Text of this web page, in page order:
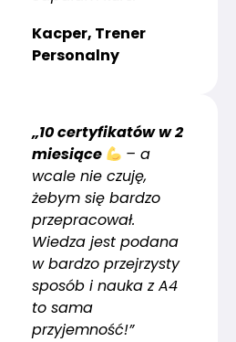
Kacper, Trener
Personalny
„10 certyfikatów w 2
miesiące
– a
wcale nie czuję,
żebym się bardzo
przepracował.
Wiedza jest podana
w bardzo przejrzysty
sposób i nauka z A4
to sama
przyjemność!”